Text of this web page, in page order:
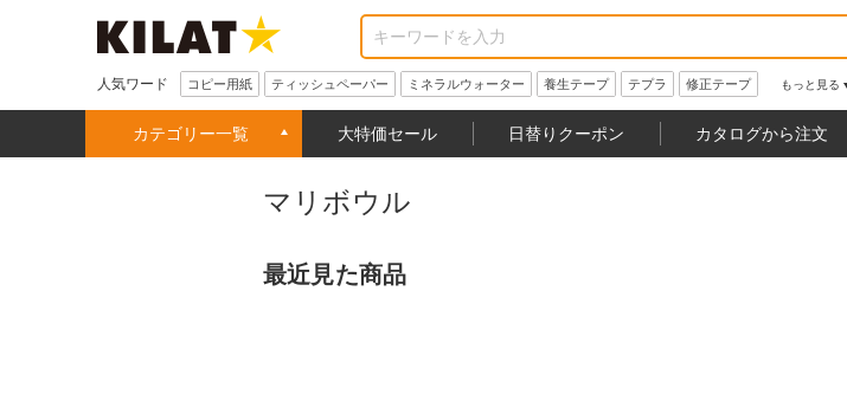
人気ワード コピー用紙 ティッシュペーパー ミネラルウォーター 養生テープ テプラ 修正テープ もっと見る
カテゴリー一覧 大特価セール 日替りクーポン カタログから注文
マリボウル
最近見た商品